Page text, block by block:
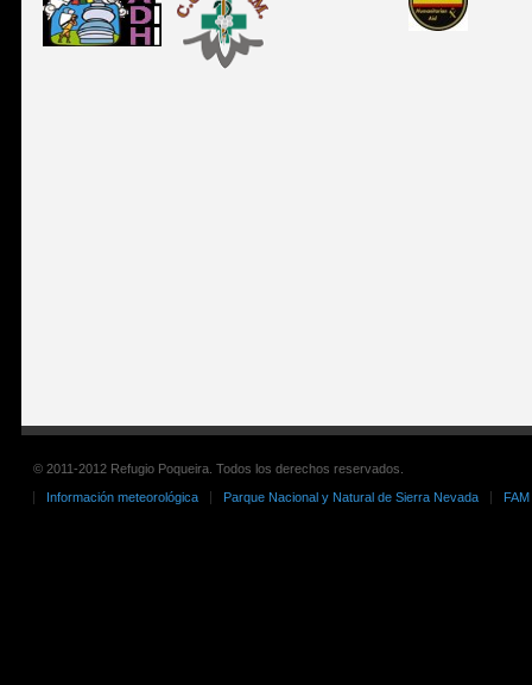
© 2011-2012 Refugio Poqueira. Todos los derechos reservados.
Información meteorológica
Parque Nacional y Natural de Sierra Nevada FAM